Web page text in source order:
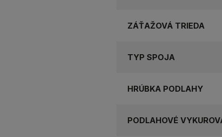
ZÁŤAŽOVÁ TRIEDA
TYP SPOJA
HRÚBKA PODLAHY
PODLAHOVÉ